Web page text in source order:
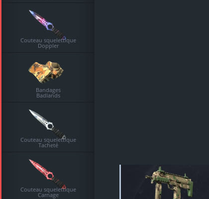
Couteau squelettique
Doppler
Bandages
Badlands
Couteau squelettique
Tacheté
Couteau squelettique
Carnage